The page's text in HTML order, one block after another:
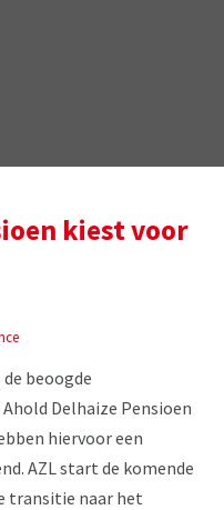
kiest voor
beoogde
Delhaize Pensioen
hiervoor een
AZL start de komende
transitie naar het